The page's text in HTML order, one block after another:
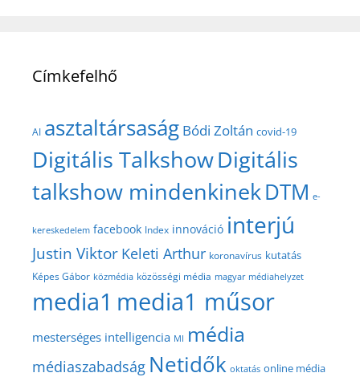
Címkefelhő
AI asztaltársaság Bódi Zoltán covid-19
Digitális TalkshowDigitális
talkshow mindenkinekDTM e-
kereskedelem facebook Index innováció interjú
Justin Viktor Keleti Arthur koronavírus kutatás
Képes Gábor közmédia közösségi média magyar médiahelyzet
media1 media1 műsor
mesterséges intelligencia MI média
médiaszabadság Netidők oktatás online média